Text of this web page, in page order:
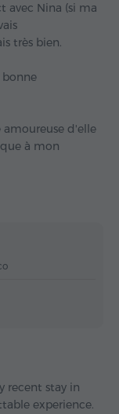
avec Nina (si ma
très bien.
bonne
d'elle
à mon
recent stay in
experience.